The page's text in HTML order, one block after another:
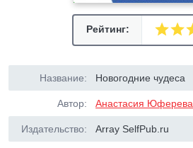
Рейтинг:
Название: Новогодние чудеса
Автор: Анастасия Юферева
Издательство: Array SelfPub.ru